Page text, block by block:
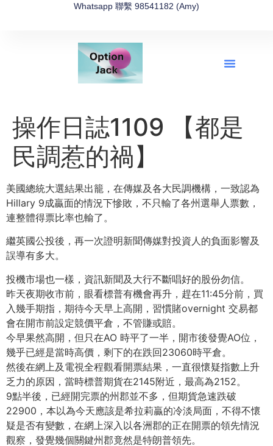
Whatsapp 聯繫 98541182 (Amy)
操作日誌1109 【都是
民調惹的禍】
美國總統大選結果出籠，在傳媒及各大民調機構，一致認為
Hillary 9成贏面的情況下慘敗，不只輸了各州選舉人票數，
連整體得票比率也輸了。
繼英國公投後，再一次證明新聞傳媒對投資人的負面影響及
誤導有多大。
投機市場也一樣，資訊新聞及大行不斷唱好的股份勿信。
昨天夜期收市前，眼看標普有機會再升，趕在11:45分前，買
入幾手期指，期待今天早上高開，習慣賭overnight 交易都
會在開市前設定競價平倉，不管賺或賠。
今早果然高開，但只在AO 時平了一半，開市後發覺AO位，
幾乎已經是當時高價，剩下的在跌回23060時平倉。
然後在網上及電視全程觀看開票結果，一直很懷疑指數上升
乏力的原因，當時標普期貨在2145附近，最高為2152。
9點半後，已經開完票的州郡並不多，但期貨急速跌破
22900，本以為今天應該是希拉莉贏的冷淡局面，不得不懷
疑是否有變數，在網上深入以各洲郡的正在開票的領先情況
觀察，發覺幾個關鍵州郡竟然是特朗普領先。